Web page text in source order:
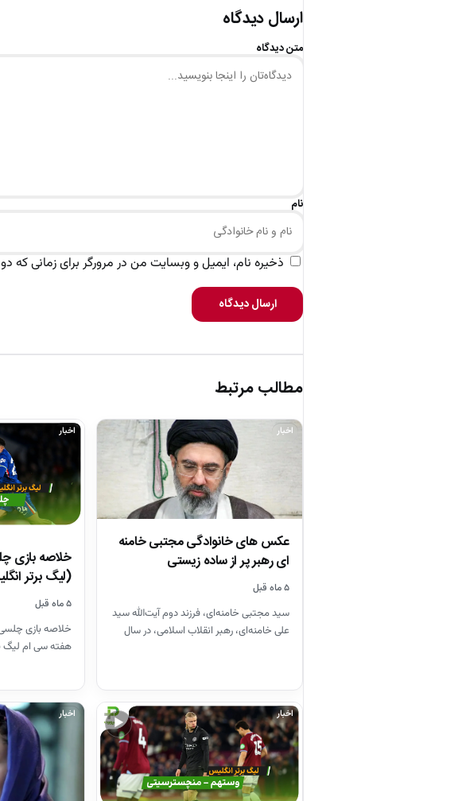
ارسال دیدگاه
متن دیدگاه
نام
ذخیره نام، ایمیل و وبسایت من در مرورگر برای زمانی که
ارسال دیدگاه
مطالب مرتبط
اخبار
عکس های خانوادگی مجتبی خامنه
ای رهبر پر از ساده زیستی
۵ ماه قبل
سید مجتبی خامنه‌ای، فرزند دوم آیت‌الله سید
علی خامنه‌ای، رهبر انقلاب اسلامی، در سال
اخبار
(لیگ برتر
۵ ماه قبل
خلاصه بازی
▶
اخبار اخبار